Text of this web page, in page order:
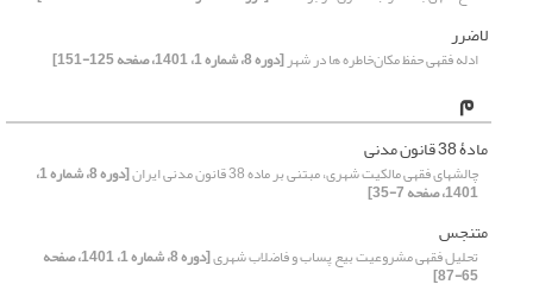
لاضرر
ادله فقهی حفظ مکان‌خاطره ها در شهر[دوره 8، شماره 1، 1401، صفحه 125-151]
م
مادۀ 38 قانون مدنی
چالشهای فقهی مالکیت شهری، مبتنی بر ماده 38 قانون مدنی ایران [دوره 8، شماره 1،
1401، صفحه 7-35]
متنجس
تحلیل فقهی مشروعیت بیع پساب و فاضلاب شهری [دوره 8، شماره 1، 1401، صفحه
65-87]